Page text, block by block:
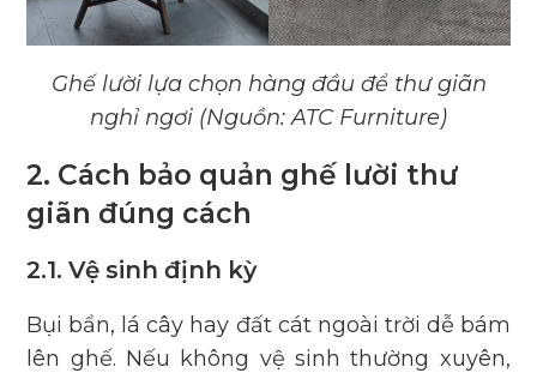
Ghế lười lựa chọn hàng đầu để thư giãn
nghỉ ngơi (Nguồn: ATC Furniture)
2. Cách bảo quản ghế lười thư
giãn đúng cách
2.1. Vệ sinh định kỳ
Bụi bẩn, lá cây hay đất cát ngoài trời dễ bám
lên ghế. Nếu không vệ sinh thường xuyên,